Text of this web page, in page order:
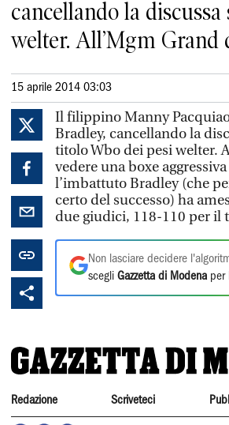
cancellando la
welter. All’Mgm Grand
15 aprile 2014 03:03
Il filippino Manny
Bradley, cancellando la
titolo Wbo dei pesi welter.
vedere una boxe
l’imbattuto Bradley (che
certo del successo) ha
due giudici, 118-110 per il
Non lasciare decidere
scegli Gazzetta di Modena per
Redazione Scriveteci